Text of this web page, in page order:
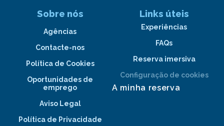
Sobre nós
Agências
Contacte-nos
Política de Cookies
Oportunidades de
emprego
Aviso Legal
Política de Privacidade
Links úteis
Experiências
FAQs
Reserva imersiva
Configuração de cookies
A minha reserva